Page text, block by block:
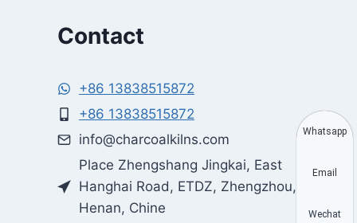
Contact
+86 13838515872
+86 13838515872
info@charcoalkilns.com
Place Zhengshang Jingkai, East
Hanghai Road, ETDZ, Zhengzhou,
Henan, Chine
Whatsapp
Email
Wechat